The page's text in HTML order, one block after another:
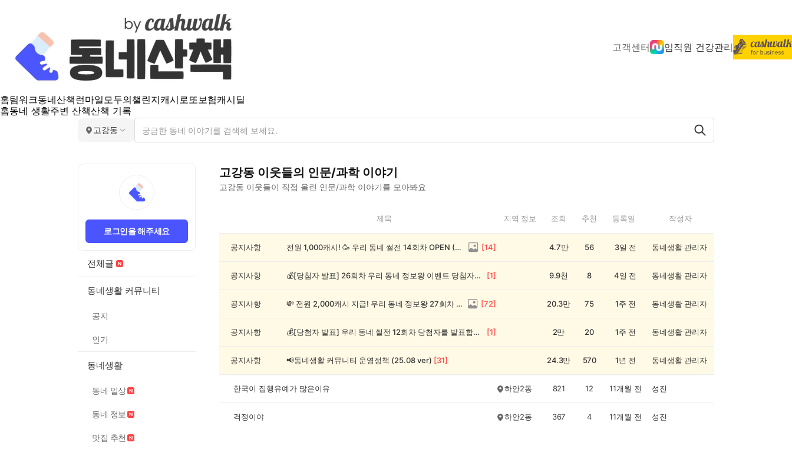
고객센터 임직원 건강관리
홈팀워크동네산책 런마일모두의챌린지캐시로또보험캐시딜
홈동네 생활주변 산책산책 기록
고강동
로그인을 해주세요
전체글
동네생활 커뮤니티
공지
인기
동네생활
동네 일상
동네 정보
맛집 추천
고강동 이웃들의 인문/과학이야기
고강동 이웃들이 직접 올린 인문/과학 이야기를 모아봐요
동
제목 지역 정보 조회 추천 등록일 작성자
공지사항 전원 1,000캐시! 🥳 우리 동네 썰전 14회차 OPEN (~8/17) [14] 4.7만 56 3일 전 동네생활 관리자
공지사항 💰[당첨자 발표] 26회차 우리 동네 정보왕 이벤트 당첨자를 발표합니다! [1] 9.9천 8 4일 전 동네생활 관리자
공지사항 💸 전원 2,000캐시 지급! 우리 동네 정보왕 27회차 (~8/10) [72] 20.3만 75 1주 전 동네생활 관리자
공지사항 💰[당첨자 발표] 우리 동네 썰전 12회차 당첨자를 발표합니다! [1] 2만 20 1주 전 동네생활 관리자
공지사항 📢동네생활 커뮤니티 운영정책 (25.08 ver) [31] 24.3만 570 1년 전 동네생활 관리자
한국이 집행유예가 많은이유 하안2동 821 12 11개월 전 성진
걱정이야 하안2동 367 4 11개월 전 성진